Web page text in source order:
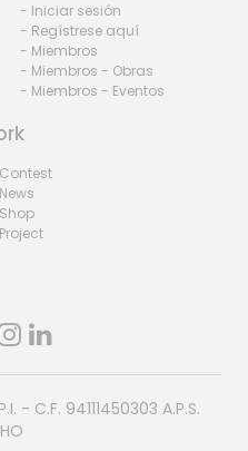
- Iniciar sesión
- Regístrese aquí
- Miembros
- Miembros - Obras
- Miembros - Eventos
P.I. - C.F. 94111450303 A.P.S.